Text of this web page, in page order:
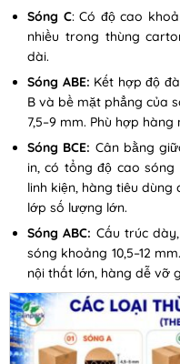
Sóng C: Có độ cao
nhiều trong thùng
dài.
Sóng ABE: Kết hợp độ
B và bề mặt phẳng của
7,5–9 mm. Phù hợp
Sóng BCE: Cân bằng
in, có tổng độ cao sóng
linh kiện, hàng tiêu
lớp số lượng lớn.
Sóng ABC: Cấu trúc
sóng khoảng 10,5–12
nội thất lớn, hàng dễ vỡ